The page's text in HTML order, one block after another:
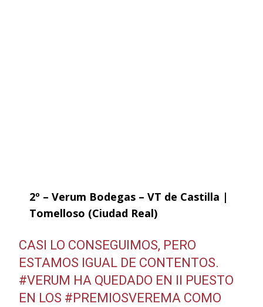
2º – Verum Bodegas – VT de Castilla |
Tomelloso (Ciudad Real)
CASI LO CONSEGUIMOS, PERO
ESTAMOS IGUAL DE CONTENTOS.
#VERUM HA QUEDADO EN II PUESTO
EN LOS #PREMIOSVEREMA COMO